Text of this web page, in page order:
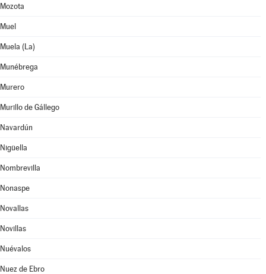
Mozota
Muel
Muela (La)
Munébrega
Murero
Murillo de Gállego
Navardún
Nigüella
Nombrevilla
Nonaspe
Novallas
Novillas
Nuévalos
Nuez de Ebro